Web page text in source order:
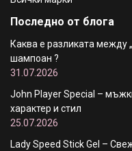
Последно от блога
Каква е разликата между
шампоан ?
31.07.2026
John Player Special –
характер и стил
25.07.2026
Lady Speed Stick Gel –